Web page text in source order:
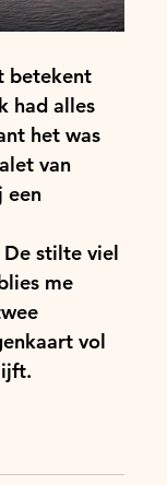
betekent
had alles
het was
van
een
De stilte viel
me
vol